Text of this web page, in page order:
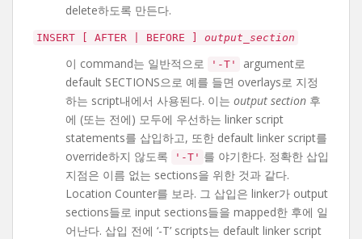
delete하도록 만든다.
INSERT [ AFTER | BEFORE ] output_section
이 command는 일반적으로 '-T'
argument로
default SECTIONS으로 예를 들면 overlays로 지정
하는 script내에서 사용된다. 이는 output section 후
에 (또는 전에) 모두에 우선하는 linker script
statements를 삽입하고, 또한 default linker script를
override하지 않도록
'-T' 를 야기한다. 정확한 삽입
지점은 이름 없는 sections을 위한 것과 같다.
Location Counter를 보라. 그 삽입은 linker가 output
sections들로 input sections들을 mapped한 후에 일
어난다. 삽입 전에 ‘-T’ scripts는 default linker script